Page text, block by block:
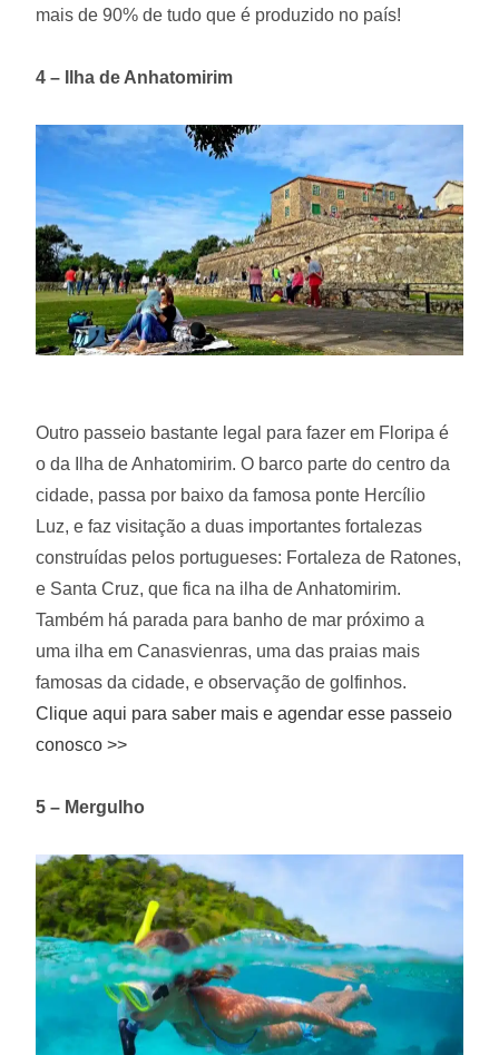
mais de 90% de tudo que é produzido no país!
4 – Ilha de Anhatomirim
Outro passeio bastante legal para fazer em Floripa é
o da Ilha de Anhatomirim. O barco parte do centro da
cidade, passa por baixo da famosa ponte Hercílio
Luz, e faz visitação a duas importantes fortalezas
construídas pelos portugueses: Fortaleza de Ratones,
e Santa Cruz, que fica na ilha de Anhatomirim.
Também há parada para banho de mar próximo a
uma ilha em Canasvienras, uma das praias mais
famosas da cidade, e observação de golfinhos.
Clique aqui para saber mais e agendar esse passeio
conosco >>
5 – Mergulho